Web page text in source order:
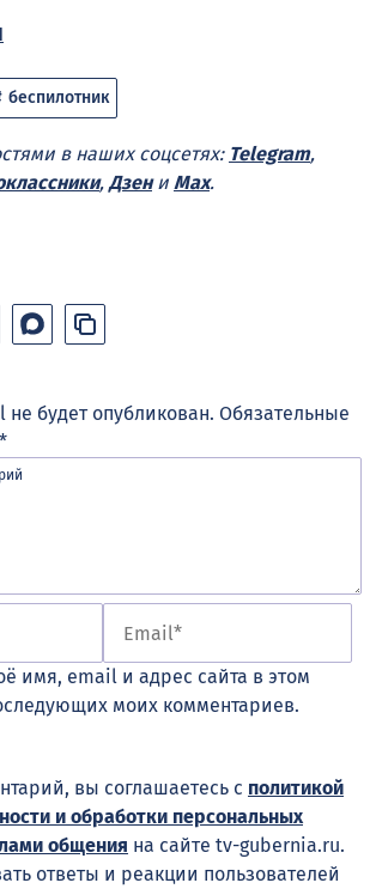
беспилотник
в наших соцсетях: Telegram,
, Дзени Max.
будет опубликован. Обязательные
*
имя, email и адрес сайта в этом
моих комментариев.
вы соглашаетесь с политикой
и обработки персональных
общения на сайте tv-gubernia.ru.
ответы и реакции пользователей